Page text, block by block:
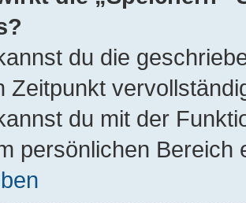
du die
Zeitpunkt
du mit der
persönlichen Bereich